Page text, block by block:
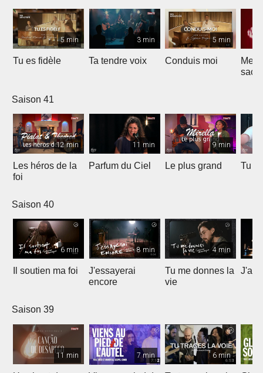
5 min
Tu es fidèle
3 min
Ta tendre voix
5 min
Conduis moi
Saison 41
12 min
Les héros de la
foi
11 min
Parfum du Ciel
9 min
Le plus grand Tu
Saison 40
6 min
Il soutien ma foi
8 min
J'essayerai
encore
4 min
Tu me donnes la
vie
J'ai
Saison 39
11 min 7 min 6 min